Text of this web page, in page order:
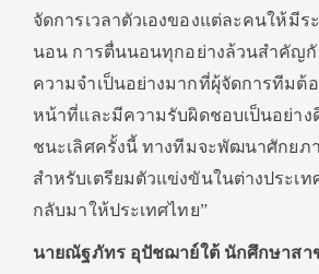
จัดการเวลาตัวเองของแต่ละคนให้มีร
นอน การตื่นนอนทุกอย่างล้วนสำคัญ
ความจำเป็นอย่างมากที่ผุ้จัดการทีมต้
หน้าที่และมีความรับผิดชอบเป็นอย่า
ชนะเลิศครั้งนี้ ทางทีมจะพัฒนาศักยภ
สำหรับเตรียมตัวแข่งขันในต่างประเท
กลับมาให้ประเทศไทย”
นายณัฐภัทร อุปัชฌาย์ใต้ นักศึกษาสา